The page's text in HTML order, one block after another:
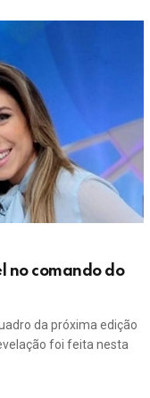
no comando do
da próxima edição
foi feita nesta